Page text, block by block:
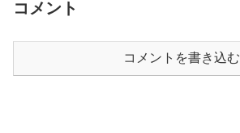
コメント
コメントを書き込む